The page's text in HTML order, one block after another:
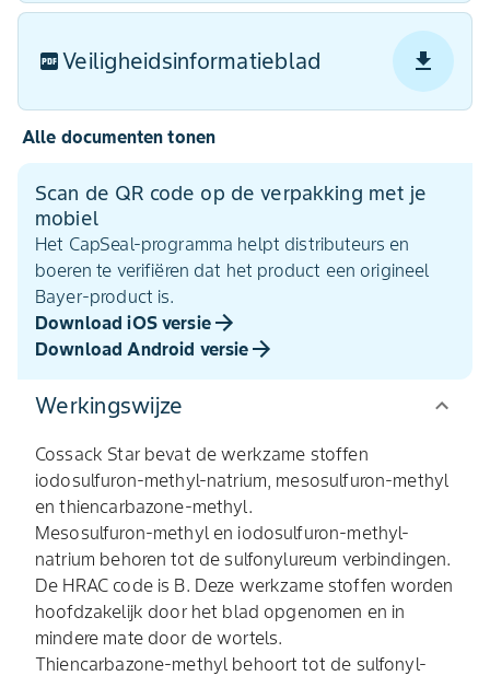
Veiligheidsinformatieblad
Alle documenten tonen
Scan de QR code op de verpakking met je
mobiel
Het CapSeal-programma helpt distributeurs en
boeren te verifiëren dat het product een origineel
Bayer-product is.
Download iOS versie
Download Android versie
Werkingswijze
Cossack Star bevat de werkzame stoffen
iodosulfuron-methyl-natrium, mesosulfuron-methyl
en thiencarbazone-methyl.
Mesosulfuron-methyl en iodosulfuron-methyl-
natrium behoren tot de sulfonylureum verbindingen.
De HRAC code is B. Deze werkzame stoffen worden
hoofdzakelijk door het blad opgenomen en in
mindere mate door de wortels.
Thiencarbazone-methyl behoort tot de sulfonyl-